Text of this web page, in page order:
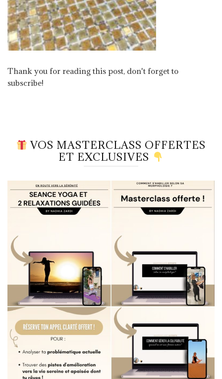
Thank you for reading this post, don't forget to
subscribe!
VOS MASTERCLASS OFFERTES
ET EXCLUSIVES